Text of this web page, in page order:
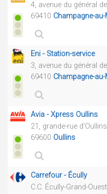
4, avenue du général
69410 Champagne-
Eni - Station-service
3, avenue du général
69410 Champagne-
Avia - Xpress Oullins
21, grande-rue
69600 Oullins
Carrefour - Écully
C.C. Écully-Grand-